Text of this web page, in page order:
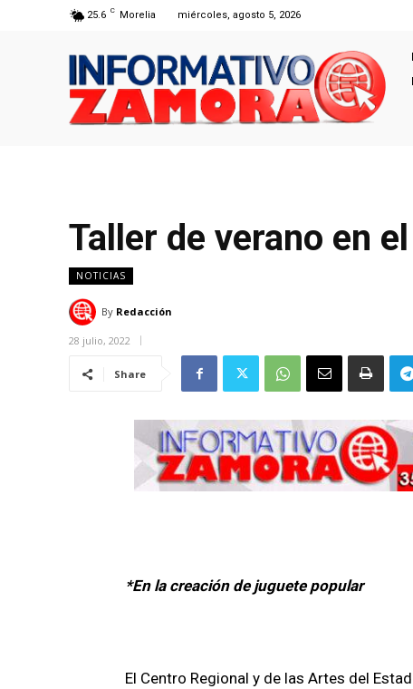
25.6 C Morelia miércoles, agosto 5, 2026
Taller de verano en
NOTICIAS
By Redacción
28 julio, 2022
Share
*En la creación de juguete popular
El Centro Regional y de las Artes del